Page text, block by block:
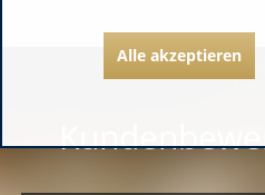
Alle akzeptieren